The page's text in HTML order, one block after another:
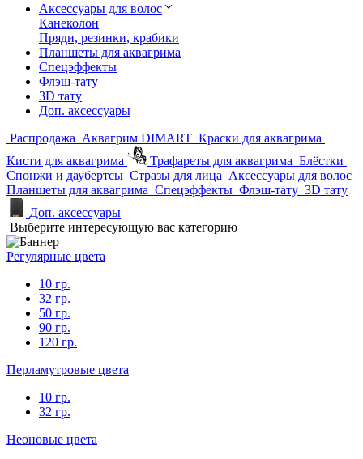
Аксессуары для волос
Канеколон
Пряди, резинки, крабики
Планшеты для аквагрима
Спецэффекты
Флэш-тату
3D тату
Доп. аксессуары
Распродажа Аквагрим DIMART Краски для аквагрима
Кисти для аквагрима
Трафареты для аквагрима Блёстки
Спонжи и даубертсы Стразы для лица Аксессуары для волос
Планшеты для аквагрима Спецэффекты Флэш-тату 3D тату
Доп. аксессуары
Выберите интересующую вас категорию
Регулярные цвета
10 гр.
32 гр.
50 гр.
90 гр.
120 гр.
Перламутровые цвета
10 гр.
32 гр.
Неоновые цвета